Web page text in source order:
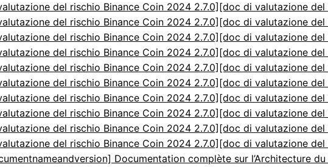
del rischio Binance Coin 2024 2.7.0] [doc di valutazione del
del rischio Binance Coin 2024 2.7.0] [doc di valutazione del
del rischio Binance Coin 2024 2.7.0] [doc di valutazione del
del rischio Binance Coin 2024 2.7.0] [doc di valutazione del
del rischio Binance Coin 2024 2.7.0] [doc di valutazione del
del rischio Binance Coin 2024 2.7.0] [doc di valutazione del
del rischio Binance Coin 2024 2.7.0] [doc di valutazione del
del rischio Binance Coin 2024 2.7.0] [doc di valutazione del
del rischio Binance Coin 2024 2.7.0] [doc di valutazione del
del rischio Binance Coin 2024 2.7.0] [doc di valutazione del
Documentation complète sur l’Architecture